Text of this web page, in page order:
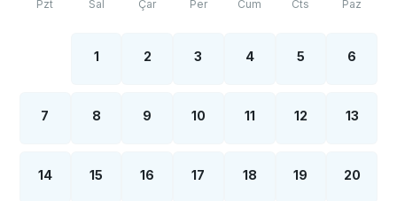
Pzt Sal Çar Per Cum Cts Paz
1 2 3 4 5 6
7 8 9 10 11 12 13
14 15 16 17 18 19 20